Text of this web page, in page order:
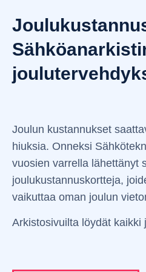
Joulun kustannukset
hiuksia. Onneksi
vuosien varrella lähettänyt
joulukustannuskortteja,
vaikuttaa oman joulun
Arkistosivuilta löydät kaikki